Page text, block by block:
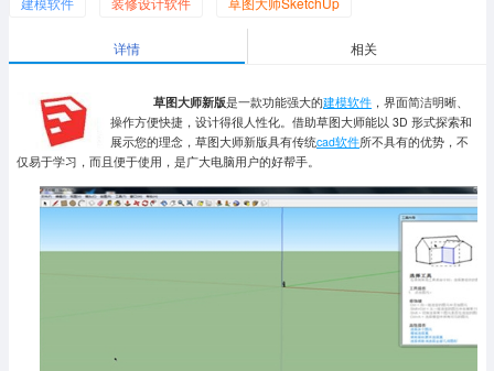
详情 相关
草图大师新版是一款功能强大的建模软件 ，界面简洁明晰、
操作方便快捷，设计得很人性化。借助草图大师能以 3D 形式探索和
展示您的理念，草图大师新版具有传统cad软件所不具有的优势，不
仅易于学习，而且便于使用，是广大电脑用户的好帮手。